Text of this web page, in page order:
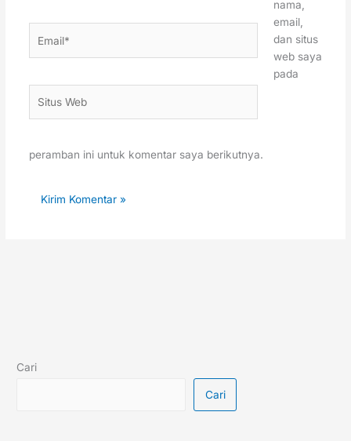
Web
nama,
email,
dan situs
web saya
pada
peramban ini untuk komentar saya berikutnya.
Cari
Cari